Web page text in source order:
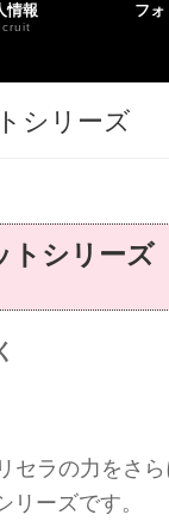
情報 フ
シリーズ
シリーズ
セラの力をさら
ーズです。